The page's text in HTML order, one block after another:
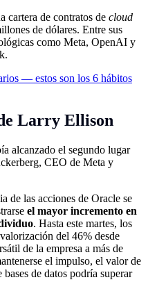
cartera de contratos de cloud
de dólares. Entre sus
como Meta, OpenAI y
— estos son los 6 hábitos
Larry Ellison
alcanzado el segundo lugar
CEO de Meta y
de las acciones de Oracle se
el mayor incremento en
. Hasta este martes, los
del 46% desde
de la empresa a más de
el impulso, el valor de
de datos podría superar